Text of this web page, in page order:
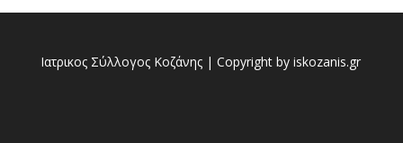
Ιατρικος Σύλλογος Κοζάνης | Copyright by iskozanis.gr